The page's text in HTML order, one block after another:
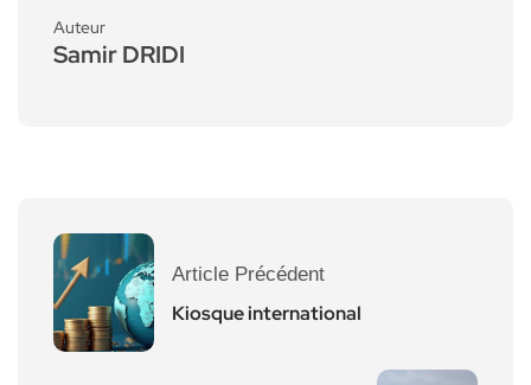
Auteur
Samir DRIDI
Article Précédent
Kiosque international